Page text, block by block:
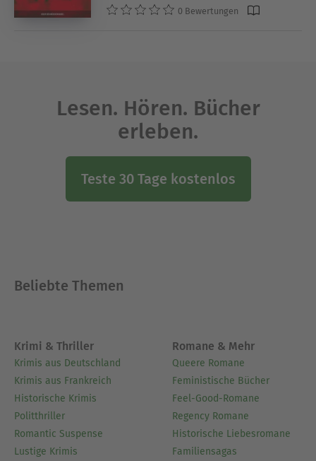
0 Bewertungen
Lesen. Hören. Bücher
erleben.
Teste 30 Tage kostenlos
Beliebte Themen
Krimi & Thriller
Krimis aus Deutschland
Krimis aus Frankreich
Historische Krimis
Politthriller
Romantic Suspense
Lustige Krimis
Romane & Mehr
Queere Romane
Feministische Bücher
Feel-Good-Romane
Regency Romane
Historische Liebesromane
Familiensagas